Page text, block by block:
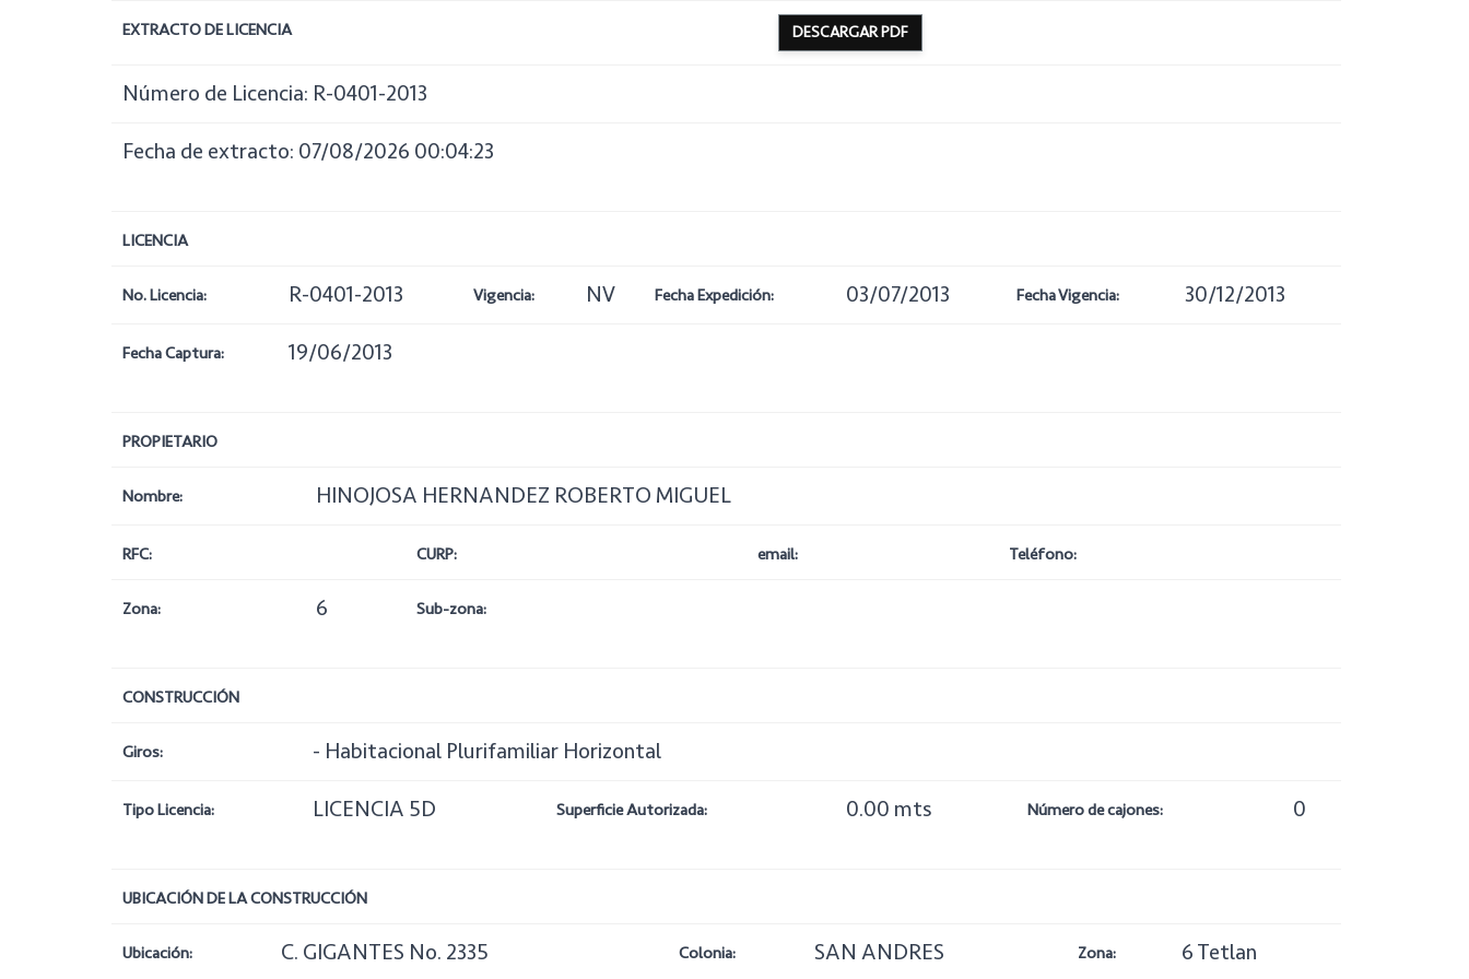
EXTRACTO DE LICENCIA DESCARGAR PDF
Número de Licencia: R-0401-2013
Fecha de extracto: 07/08/2026 00:04:23
LICENCIA
No. Licencia: R-0401-2013 Vigencia: NV Fecha Expedición: 03/07/2013 Fecha Vigencia: 30/12/2013
Fecha Captura: 19/06/2013
PROPIETARIO
Nombre: HINOJOSA HERNANDEZ ROBERTO MIGUEL
RFC: CURP: email: Teléfono:
Zona: 6 Sub-zona:
CONSTRUCCIÓN
Giros: - Habitacional Plurifamiliar Horizontal
Tipo Licencia: LICENCIA 5D Superficie Autorizada: 0.00 mts Número de cajones: 0
UBICACIÓN DE LA CONSTRUCCIÓN
Ubicación: C. GIGANTES No. 2335 Colonia: SAN ANDRES Zona: 6 Tetlan